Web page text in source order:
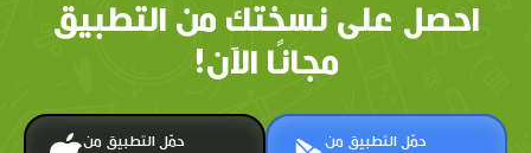
احصل على نسختك من التطبيق
مجانًا الآن!
حمّل التطبيق من حمّل التطبيق من